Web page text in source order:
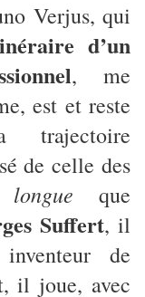
Verjus, qui
d’un
, me
est et reste
de celle des
que
Suffert, il
de
il joue, avec